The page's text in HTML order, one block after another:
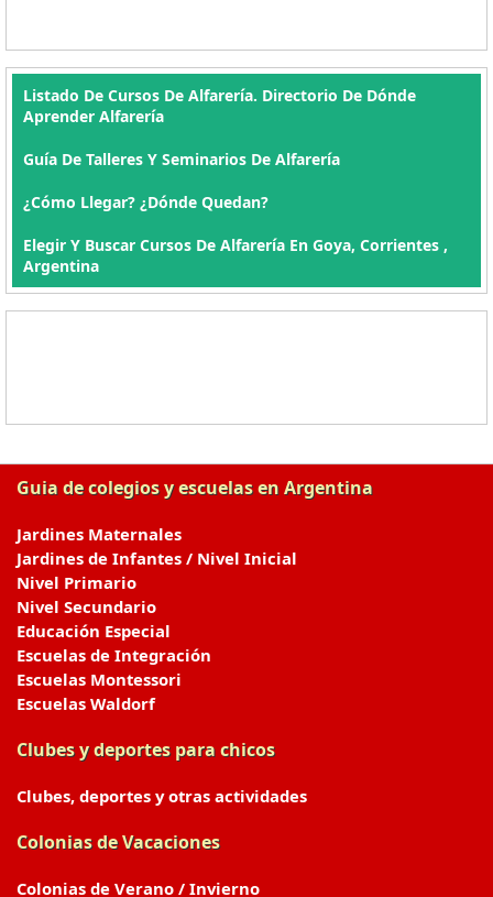
Listado De Cursos De Alfarería. Directorio De Dónde
Aprender Alfarería
Guía De Talleres Y Seminarios De Alfarería
¿Cómo Llegar? ¿Dónde Quedan?
Elegir Y Buscar Cursos De Alfarería En Goya, Corrientes ,
Argentina
Guia de colegios y escuelas en Argentina
Jardines Maternales
Jardines de Infantes / Nivel Inicial
Nivel Primario
Nivel Secundario
Educación Especial
Escuelas de Integración
Escuelas Montessori
Escuelas Waldorf
Clubes y deportes para chicos
Clubes, deportes y otras actividades
Colonias de Vacaciones
Colonias de Verano / Invierno